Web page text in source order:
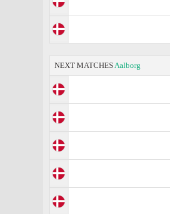
NEXT MATCHESAalborg